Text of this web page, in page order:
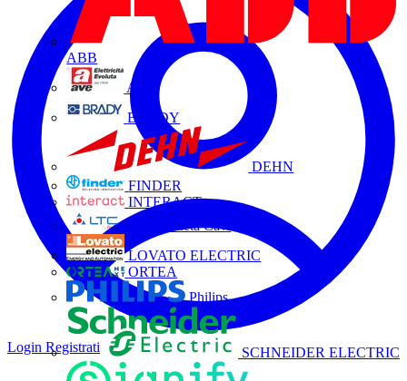
ABB
AVE
BRADY
DEHN
FINDER
INTERACT
La Triveneta Cavi
LOVATO ELECTRIC
ORTEA
Philips
SCHNEIDER ELECTRIC
Login Registrati